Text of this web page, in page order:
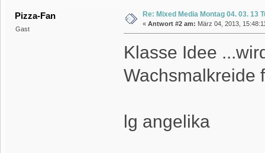
Pizza-Fan
Gast
Re: Mixed Media Montag 04. 03. 13
« Antwort #2 am: März 04, 2013,
Klasse Idee
Wachsmalkreide
lg angelika